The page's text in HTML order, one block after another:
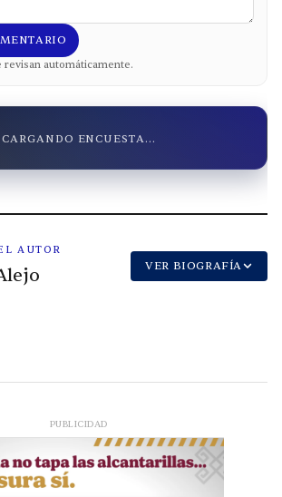
revisan automáticamente.
CARGANDO ENCUESTA...
AUTOR
VER BIOGRAFÍA
PUBLICIDAD